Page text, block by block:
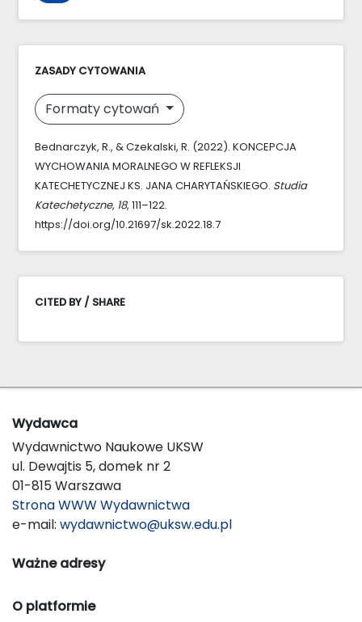
ZASADY CYTOWANIA
Formaty cytowań
Bednarczyk, R., & Czekalski, R. (2022). KONCEPCJA
WYCHOWANIA MORALNEGO W REFLEKSJI
KATECHETYCZNEJ KS. JANA CHARYTAŃSKIEGO. Studia
Katechetyczne, 18, 111–122.
https://doi.org/10.21697/sk.2022.18.7
CITED BY / SHARE
Wydawca
Wydawnictwo Naukowe UKSW
ul. Dewajtis 5, domek nr 2
01-815 Warszawa
Strona WWW Wydawnictwa
e-mail: wydawnictwo@uksw.edu.pl
Ważne adresy
O platformie